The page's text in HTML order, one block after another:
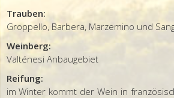
Trauben:
Groppello, Barbera, Marzemino und
Weinberg:
Valténesi Anbaugebiet
Reifung:
im Winter kommt der Wein in